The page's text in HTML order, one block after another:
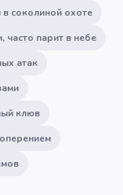
в соколиной охоте
парит в небе
атак
клюв